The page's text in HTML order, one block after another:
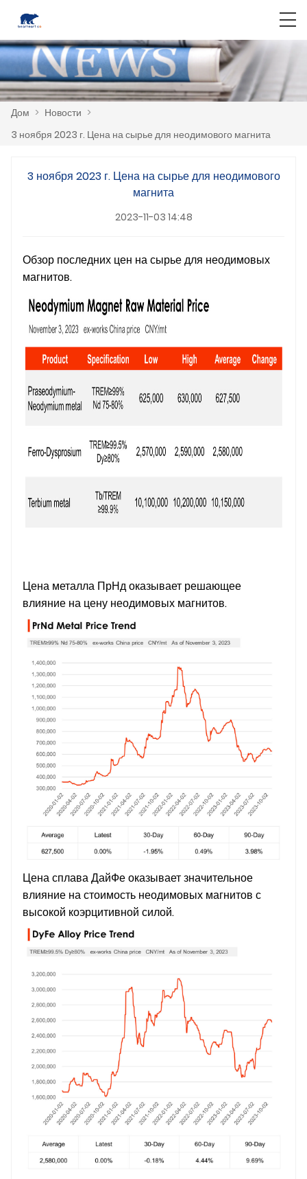
Дом > Новости >
3 ноября 2023 г. Цена на сырье для неодимового магнита
3 ноября 2023 г. Цена на сырье для неодимового
магнита
2023-11-03 14:48
Обзор последних цен на сырье для неодимовых
магнитов.
Цена металла ПрНд оказывает решающее
влияние на цену неодимовых магнитов.
Цена сплава ДайФе оказывает значительное
влияние на стоимость неодимовых магнитов с
высокой коэрцитивной силой.